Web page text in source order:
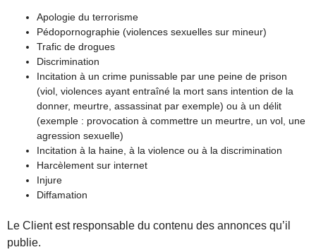
Apologie du terrorisme
Pédopornographie (violences sexuelles sur mineur)
Trafic de drogues
Discrimination
Incitation à un crime punissable par une peine de prison
(viol, violences ayant entraîné la mort sans intention de la
donner, meurtre, assassinat par exemple) ou à un délit
(exemple : provocation à commettre un meurtre, un vol, une
agression sexuelle)
Incitation à la haine, à la violence ou à la discrimination
Harcèlement sur internet
Injure
Diffamation
Le Client est responsable du contenu des annonces qu’il
publie.